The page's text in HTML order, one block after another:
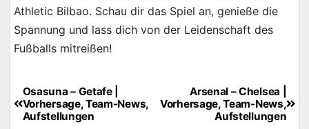
Athletic Bilbao. Schau dir das Spiel an, genieße die
Spannung und lass dich von der Leidenschaft des
Fußballs mitreißen!
Beitragsnavigation
Arsenal – Chelsea |
Vorhersage, Team-News,
Aufstellungen
Osasuna – Getafe |
Vorhersage, Team-News,
Aufstellungen